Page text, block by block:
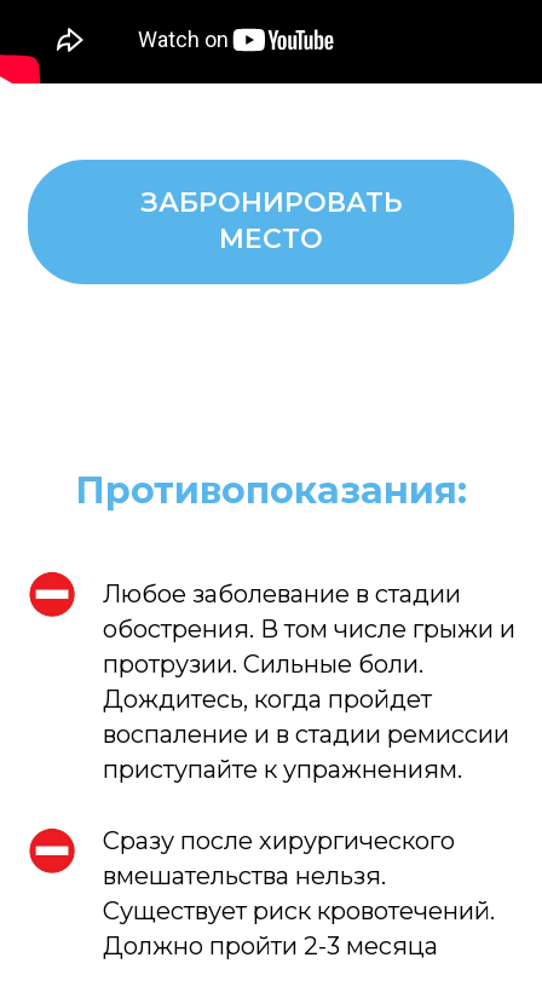
ЗАБРОНИРОВАТЬ
МЕСТО
Противопоказания:
Любое заболевание в стадии
обострения. В том числе грыжи и
протрузии. Сильные боли.
Дождитесь, когда пройдет
воспаление и в стадии ремиссии
приступайте к упражнениям.
Сразу после хирургического
вмешательства нельзя.
Существует риск кровотечений.
Должно пройти 2-3 месяца